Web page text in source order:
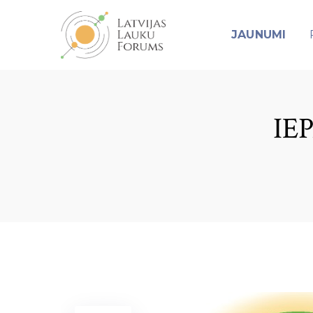
JAUNUMI